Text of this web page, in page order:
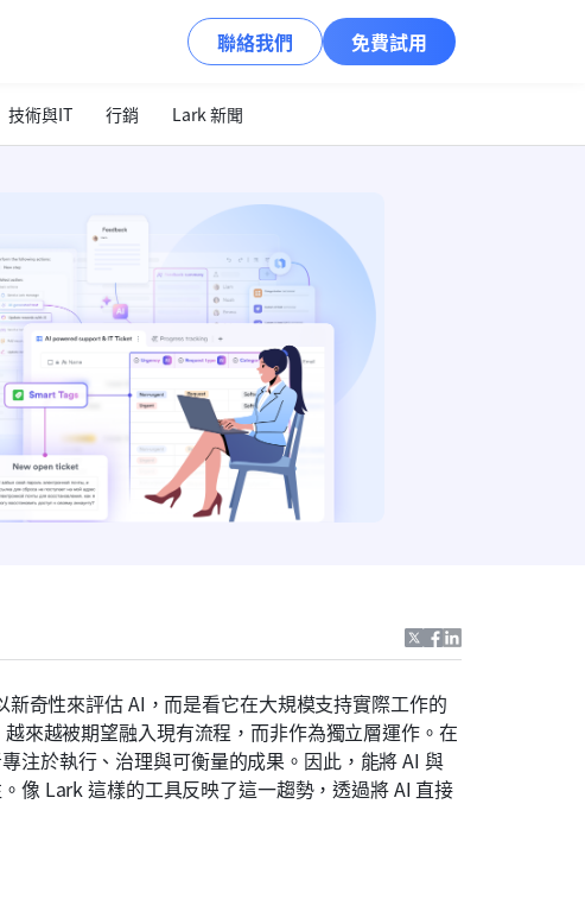
聯絡我們 免費試用
技術與IT 行銷 Lark 新聞
奇性來評估 AI，而是看它在大規模支持實際工作的
來越被期望融入現有流程，而非作為獨立層運作。在
注於執行、治理與可衡量的成果。因此，能將 AI 與
像 Lark 這樣的工具反映了這一趨勢，透過將 AI 直接